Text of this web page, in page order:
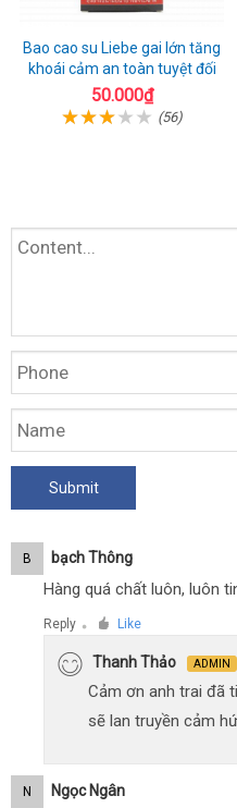
Bao cao su Liebe gai lớn tăng
khoái cảm an toàn tuyệt đối
50.000₫
(56)
B Bạch Thông
Hàng quá chất luôn, luôn
Reply ● Like
Thanh Thảo ADMIN
Cảm ơn anh trai đã
sẽ lan truyền cảm
N Ngọc Ngân